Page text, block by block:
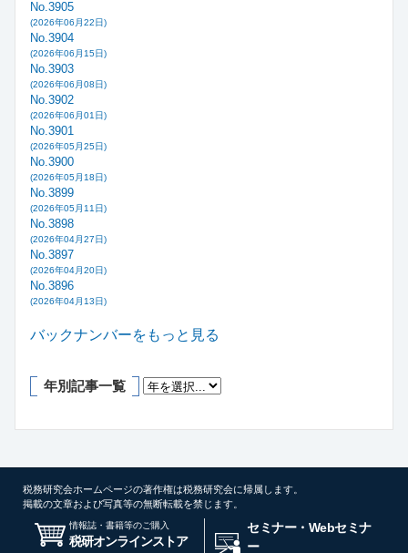
No.3905
(2026年06月22日)
No.3904
(2026年06月15日)
No.3903
(2026年06月08日)
No.3902
(2026年06月01日)
No.3901
(2026年05月25日)
No.3900
(2026年05月18日)
No.3899
(2026年05月11日)
No.3898
(2026年04月27日)
No.3897
(2026年04月20日)
No.3896
(2026年04月13日)
バックナンバーをもっと見る
年別記事一覧
税務研究会ホームページの著作権は税務研究会に帰属します。
掲載の文章および写真等の無断転載を禁じます。
情報誌・書籍等のご購入
税研オンラインストア
セミナー・Webセミナ
ー